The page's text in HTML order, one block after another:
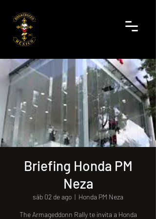
Briefing Honda PM
Neza
sáb 02 de ago
  |
Honda PM Neza
The Armageddonn Rally te invita a Honda